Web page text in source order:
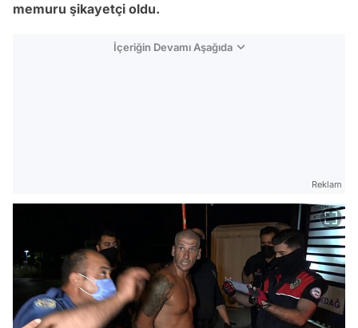
memuru şikayetçi oldu.
İçeriğin Devamı Aşağıda
Reklam